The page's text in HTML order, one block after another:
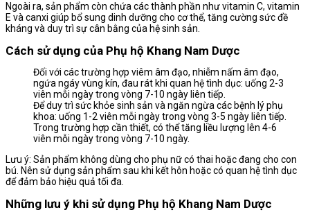
Ngoài ra, sản phẩm còn chứa các thành phần như vitamin C, vitamin
E và canxi giúp bổ sung dinh dưỡng cho cơ thể, tăng cường sức đề
kháng và duy trì sự cân bằng của hệ sinh sản.
Cách sử dụng của Phụ hộ Khang Nam Dược
Đối với các trường hợp viêm âm đạo, nhiễm nấm âm đạo,
ngứa ngáy vùng kín, đau rát khi quan hệ tình dục: uống 2-3
viên mỗi ngày trong vòng 7-10 ngày liên tiếp.
Để duy trì sức khỏe sinh sản và ngăn ngừa các bệnh lý phụ
khoa: uống 1-2 viên mỗi ngày trong vòng 3-5 ngày liên tiếp.
Trong trường hợp cần thiết, có thể tăng liều lượng lên 4-6
viên mỗi ngày trong vòng 7-10 ngày.
Lưu ý: Sản phẩm không dùng cho phụ nữ có thai hoặc đang cho con
bú. Nên sử dụng sản phẩm sau khi kết hôn hoặc có quan hệ tình dục
để đảm bảo hiệu quả tối đa.
Những lưu ý khi sử dụng Phụ hộ Khang Nam Dược